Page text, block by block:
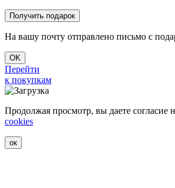
На вашу почту отправлено письмо с
OK
Перейти
к покупкам
Продолжая просмотр, вы даете согласие
cookies
ок